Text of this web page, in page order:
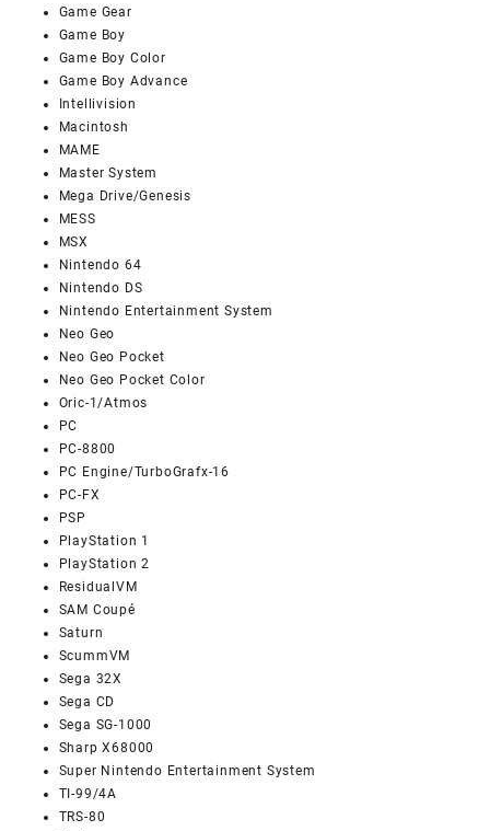
Game Gear
Game Boy
Game Boy Color
Game Boy Advance
Intellivision
Macintosh
MAME
Master System
Mega Drive/Genesis
MESS
MSX
Nintendo 64
Nintendo DS
Nintendo Entertainment System
Neo Geo
Neo Geo Pocket
Neo Geo Pocket Color
Oric-1/Atmos
PC
PC-8800
PC Engine/TurboGrafx-16
PC-FX
PSP
PlayStation 1
PlayStation 2
ResidualVM
SAM Coupé
Saturn
ScummVM
Sega 32X
Sega CD
Sega SG-1000
Sharp X68000
Super Nintendo Entertainment System
TI-99/4A
TRS-80